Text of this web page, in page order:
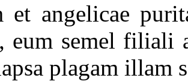
et angelicae
eum semel filiali
plagam illam